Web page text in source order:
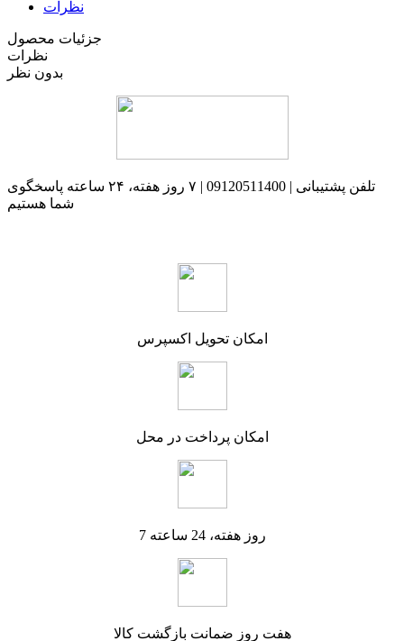
نظرات
جزئیات محصول
نظرات
بدون نظر
تلفن پشتیبانی | 09120511400 | ۷ روز هفته، ۲۴ ساعته پاسخگوی
شما هستیم
امکان تحویل اکسپرس
امکان پرداخت در محل
7 روز هفته، 24 ساعته
هفت روز ضمانت بازگشت کالا